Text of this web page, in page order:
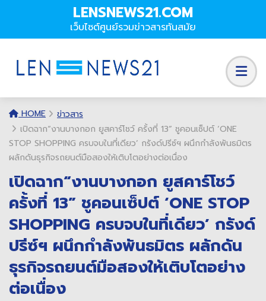
LENSNEWS21.COM
เว็บไซต์ศูนย์รวมข่าวสารทันสมัย
HOME
ข่าวสาร
เปิดฉาก“งานบางกอก ยูสคาร์โชว์ ครั้งที่ 13” ชูคอนเซ็ปต์ ‘ONE
STOP SHOPPING ครบจบในที่เดียว’ กรังด์ปรีซ์ฯ ผนึกกำลังพันธมิตร
ผลักดันธุรกิจรถยนต์มือสองให้เติบโตอย่างต่อเนื่อง
เปิดฉาก“งานบางกอก ยูสคาร์โชว์
ครั้งที่ 13” ชูคอนเซ็ปต์ ‘ONE STOP
SHOPPING ครบจบในที่เดียว’ กรังด์
ปรีซ์ฯ ผนึกกำลังพันธมิตร ผลักดัน
ธุรกิจรถยนต์มือสองให้เติบโตอย่าง
ต่อเนื่อง